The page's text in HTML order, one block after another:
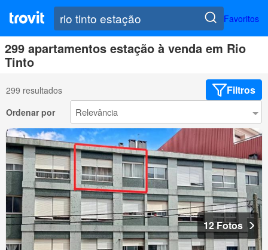
Favoritos
299 apartamentos estação à venda em Rio
Tinto
299 resultados Filtros
Ordenar por
12 Fotos